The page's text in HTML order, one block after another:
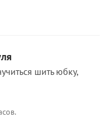
шить юбку,